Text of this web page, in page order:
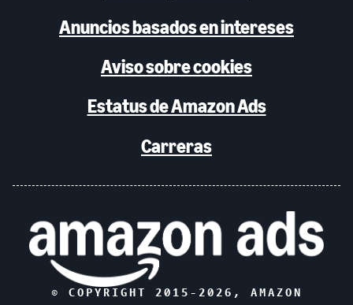
Anuncios basados en intereses
Aviso sobre cookies
Estatus de Amazon Ads
Carreras
© COPYRIGHT 2015- 2026 , AMAZON